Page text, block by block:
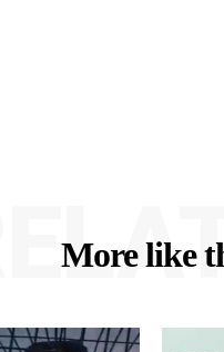
More like